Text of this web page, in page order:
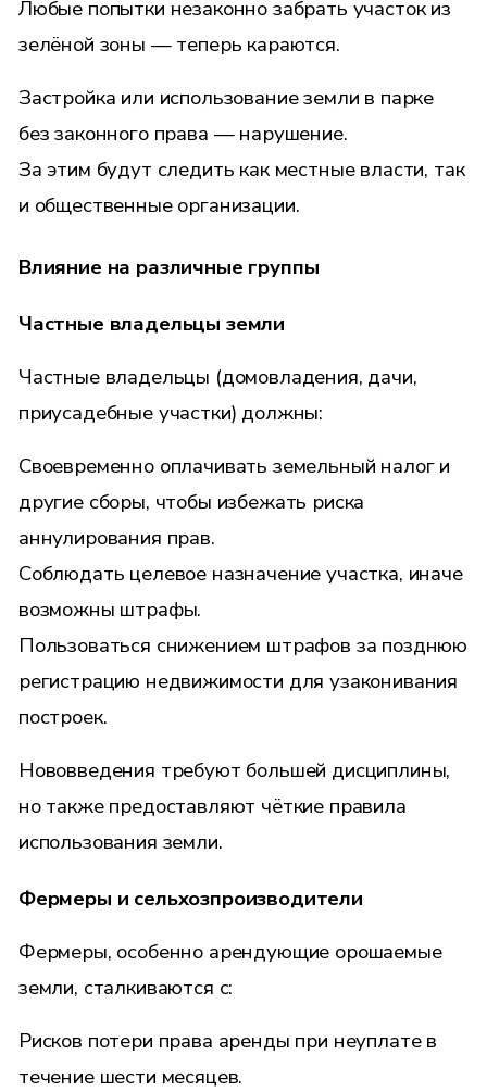
Любые попытки незаконно забрать участок из
зелёной зоны — теперь караются.
Застройка или использование земли в парке
без законного права — нарушение.
За этим будут следить как местные власти, так
и общественные организации.
Влияние на различные группы
Частные владельцы земли
Частные владельцы (домовладения, дачи,
приусадебные участки) должны:
Своевременно оплачивать земельный налог и
другие сборы, чтобы избежать риска
аннулирования прав.
Соблюдать целевое назначение участка, иначе
возможны штрафы.
Пользоваться снижением штрафов за позднюю
регистрацию недвижимости для узаконивания
построек.
Нововведения требуют большей дисциплины,
но также предоставляют чёткие правила
использования земли.
Фермеры и сельхозпроизводители
Фермеры, особенно арендующие орошаемые
земли, сталкиваются с:
Рисков потери права аренды при неуплате в
течение шести месяцев.